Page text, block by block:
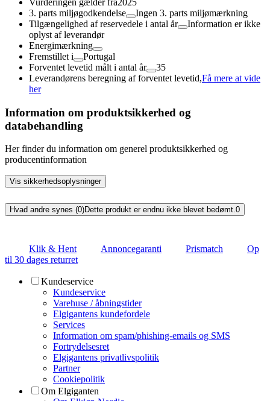
3. parts miljøgodkendelse
Ingen 3. parts miljømærkning
Tilgængelighed af reservedele i antal år
Information er ikke
oplyst af leverandør
Energimærkning
Fremstillet i
Portugal
Forventet levetid målt i antal år
35
Leverandørens beregning af forventet levetid,Få mere at vide
her
Information om produktsikkerhed og
databehandling
Her finder du information om generel produktsikkerhed og
producentinformation
Vis sikkerhedsoplysninger
Hvad andre synes (0)Dette produkt er endnu ikke blevet bedømt.0
Klik & Hent Annoncegaranti Prismatch
Op
til 30 dages returret
Kundeservice
Kundeservice
Varehuse / åbningstider
Elgigantens kundefordele
Services
Information om spam/phishing-emails og SMS
Fortrydelsesret
Elgigantens privatlivspolitik
Partner
Cookiepolitik
Om Elgiganten